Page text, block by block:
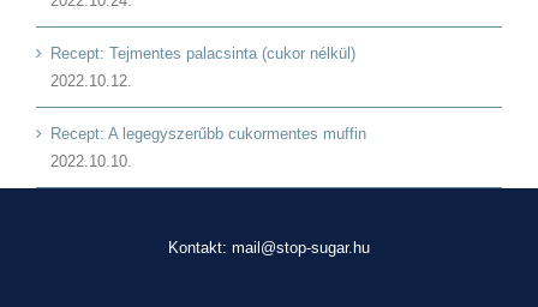
Recept: Tejmentes palacsinta (cukor nélkül)
2022.10.12.
Recept: A legegyszerűbb cukormentes muffin
2022.10.10.
Kontakt: mail@stop-sugar.hu